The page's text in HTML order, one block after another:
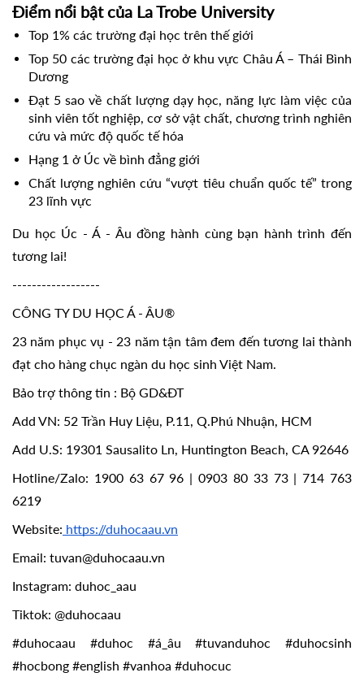
Điểm nổi bật của La Trobe University
Top 1% các trường đại học trên thế giới
Top 50 các trường đại học ở khu vực Châu Á – Thái Bình
Dương
Đạt 5 sao về chất lượng dạy học, năng lực làm việc của
sinh viên tốt nghiệp, cơ sở vật chất, chương trình nghiên
cứu và mức độ quốc tế hóa
Hạng 1 ở Úc về bình đẳng giới
Chất lượng nghiên cứu “vượt tiêu chuẩn quốc tế” trong
23 lĩnh vực
Du học Úc - Á - Âu đồng hành cùng bạn hành trình đến
tương lai!
------------------
CÔNG TY DU HỌC Á - ÂU®
23 năm phục vụ - 23 năm tận tâm đem đến tương lai thành
đạt cho hàng chục ngàn du học sinh Việt Nam.
Bảo trợ thông tin : Bộ GD&ĐT
Add VN: 52 Trần Huy Liệu, P.11, Q.Phú Nhuận, HCM
Add U.S: 19301 Sausalito Ln, Huntington Beach, CA 92646
Hotline/Zalo: 1900 63 67 96 | 0903 80 33 73 | 714 763
6219
Website: https://duhocaau.vn
Email: tuvan@duhocaau.vn
Instagram: duhoc_aau
Tiktok: @duhocaau
#duhocaau #duhoc #á_âu #tuvanduhoc #duhocsinh
#hocbong #english #vanhoa #duhocuc